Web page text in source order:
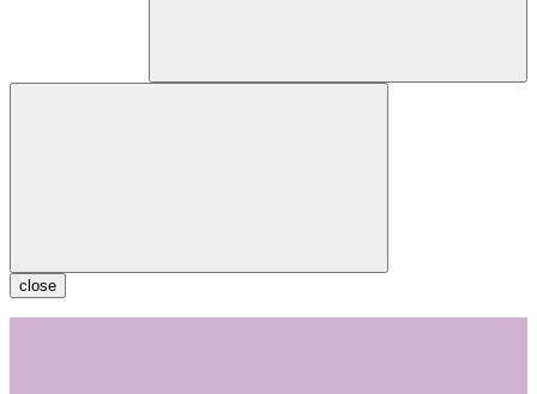
close